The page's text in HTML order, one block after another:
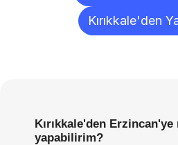
Kırıkkale'den
Kırıkkale'den Erzincan'ye
yapabilirim?